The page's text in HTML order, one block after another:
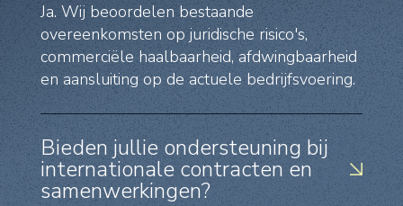
Ja. Wij beoordelen bestaande
overeenkomsten op juridische risico's,
commerciële haalbaarheid, afdwingbaarheid
en aansluiting op de actuele bedrijfsvoering.
Bieden jullie ondersteuning bij
internationale contracten en
samenwerkingen?